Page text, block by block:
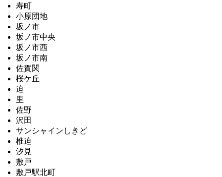
寿町
小原団地
坂ノ市
坂ノ市中央
坂ノ市西
坂ノ市南
佐賀関
桜ケ丘
迫
里
佐野
沢田
サンシャインしきど
椎迫
汐見
敷戸
敷戸駅北町